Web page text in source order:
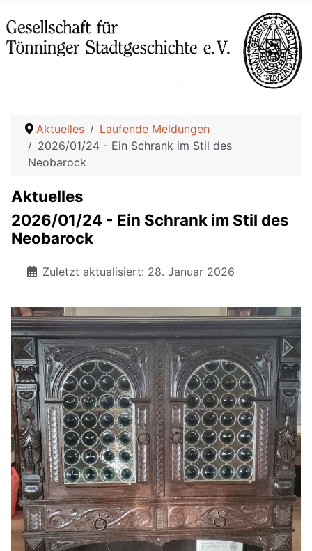
Aktuelles
Laufende Meldungen
2026/01/24 - Ein Schrank im Stil des
Neobarock
Aktuelles
2026/01/24 - Ein Schrank im Stil des
Neobarock
Zuletzt aktualisiert: 28. Januar 2026